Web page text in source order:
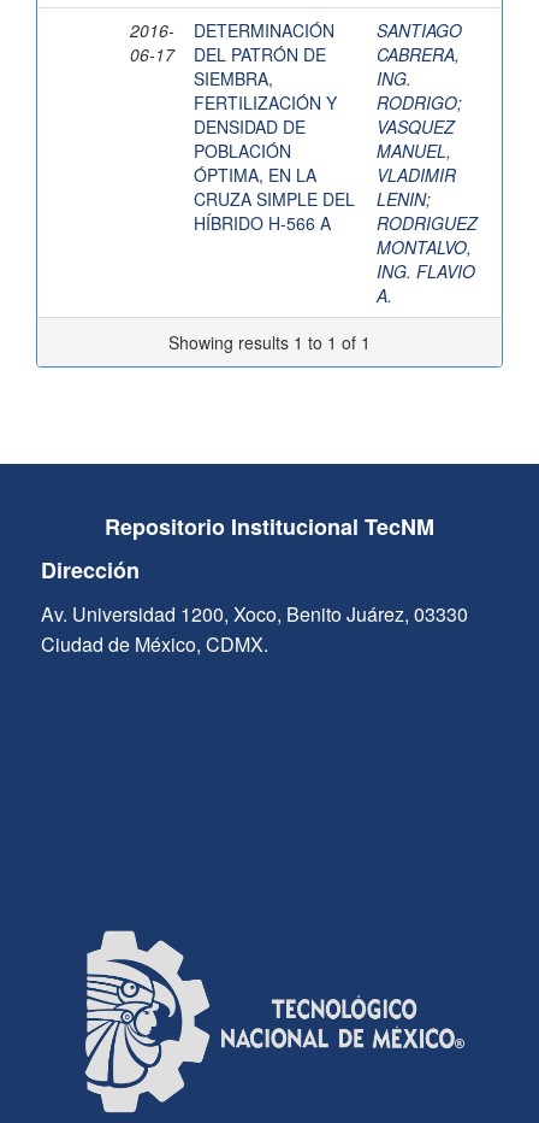
2016-
06-17
DETERMINACIÓN
DEL PATRÓN DE
SIEMBRA,
FERTILIZACIÓN Y
DENSIDAD DE
POBLACIÓN
ÓPTIMA, EN LA
CRUZA SIMPLE DEL
HÍBRIDO H-566 A
SANTIAGO
CABRERA,
ING.
RODRIGO;
VASQUEZ
MANUEL,
VLADIMIR
LENIN;
RODRIGUEZ
MONTALVO,
ING. FLAVIO
A.
Showing results 1 to 1 of 1
Repositorio Institucional TecNM
Dirección
Av. Universidad 1200, Xoco, Benito Juárez, 03330
Ciudad de México, CDMX.